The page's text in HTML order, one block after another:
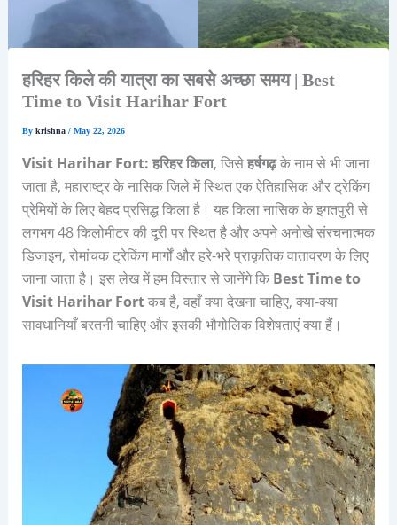
हरिहर किले की यात्रा का सबसे अच्छा समय | Best
Time to Visit Harihar Fort
By krishna / May 22, 2026
Visit Harihar Fort: हरिहर किला, जिसेहर्षगढ़के नाम से भी जाना
जाता है, महाराष्ट्र के नासिक जिले में स्थित एक ऐतिहासिक और ट्रेकिंग
प्रेमियों के लिए बेहद प्रसिद्ध किला है। यह किला नासिक के इगतपुरी से
लगभग 48 किलोमीटर की दूरी पर स्थित है और अपने अनोखे संरचनात्मक
डिजाइन, रोमांचक ट्रेकिंग मार्गों और हरे-भरे प्राकृतिक वातावरण के लिए
जाना जाता है। इस लेख में हम विस्तार से जानेंगे कि Best Time to
Visit Harihar Fortकब है, वहाँ क्या देखना चाहिए, क्या-क्या
सावधानियाँ बरतनी चाहिए और इसकी भौगोलिक विशेषताएं क्या हैं।